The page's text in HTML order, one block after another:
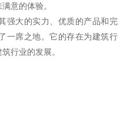
意的体验。
强大的实力、优质的产品和完
一席之地。它的存在为建筑行
行业的发展。